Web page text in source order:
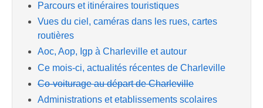
Parcours et itinéraires touristiques
Vues du ciel, caméras dans les rues, cartes
routières
Aoc, Aop, Igp à Charleville et autour
Ce mois-ci, actualités récentes de Charleville
Co-voiturage au départ de Charleville
Administrations et etablissements scolaires